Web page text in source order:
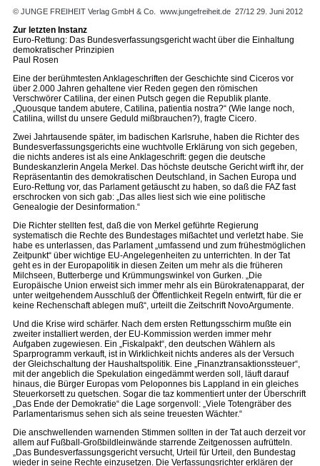
© JUNGE FREIHEIT Verlag GmbH & Co. www.jungefreiheit.de 27/12 29. Juni 2012
Zur letzten Instanz
Euro-Rettung: Das Bundesverfassungsgericht wacht über die Einhaltung
demokratischer Prinzipien
Paul Rosen
Eine der berühmtesten Anklageschriften der Geschichte sind Ciceros vor
über 2.000 Jahren gehaltene vier Reden gegen den römischen
Verschwörer Catilina, der einen Putsch gegen die Republik plante.
„Quousque tandem abutere, Catilina, patientia nostra?“ (Wie lange noch,
Catilina, willst du unsere Geduld mißbrauchen?), fragte Cicero.
Zwei Jahrtausende später, im badischen Karlsruhe, haben die Richter des
Bundesverfassungsgerichts eine wuchtvolle Erklärung von sich gegeben,
die nichts anderes ist als eine Anklageschrift: gegen die deutsche
Bundeskanzlerin Angela Merkel. Das höchste deutsche Gericht wirft ihr, der
Repräsentantin des demokratischen Deutschland, in Sachen Europa und
Euro-Rettung vor, das Parlament getäuscht zu haben, so daß die FAZ fast
erschrocken von sich gab: „Das alles liest sich wie eine politische
Genealogie der Desinformation.“
Die Richter stellten fest, daß die von Merkel geführte Regierung
systematisch die Rechte des Bundestages mißachtet und verletzt habe. Sie
habe es unterlassen, das Parlament „umfassend und zum frühestmöglichen
Zeitpunkt“ über wichtige EU-Angelegenheiten zu unterrichten. In der Tat
geht es in der Europapolitik in diesen Zeiten um mehr als die früheren
Milchseen, Butterberge und Krümmungswinkel von Gurken. „Die
Europäische Union erweist sich immer mehr als ein Bürokratenapparat, der
unter weitgehendem Ausschluß der Öffentlichkeit Regeln entwirft, für die er
keine Rechenschaft ablegen muß“, urteilt die Zeitschrift NovoArgumente.
Und die Krise wird schärfer. Nach dem ersten Rettungsschirm mußte ein
zweiter installiert werden, der EU-Kommission werden immer mehr
Aufgaben zugewiesen. Ein „Fiskalpakt“, den deutschen Wählern als
Sparprogramm verkauft, ist in Wirklichkeit nichts anderes als der Versuch
der Gleichschaltung der Haushaltspolitik. Eine „Finanztransaktionssteuer“,
mit der angeblich die Spekulation eingedämmt werden soll, läuft darauf
hinaus, die Bürger Europas vom Peloponnes bis Lappland in ein gleiches
Steuerkorsett zu quetschen. Sogar die taz kommentiert unter der Überschrift
„Das Ende der Demokratie“ die Lage sorgenvoll: „Viele Totengräber des
Parlamentarismus sehen sich als seine treuesten Wächter.“
Die anschwellenden warnenden Stimmen sollten in der Tat auch derzeit vor
allem auf Fußball-Großbildleinwände starrende Zeitgenossen aufrütteln.
„Das Bundesverfassungsgericht versucht, Urteil für Urteil, den Bundestag
wieder in seine Rechte einzusetzen. Die Verfassungsrichter erklären der